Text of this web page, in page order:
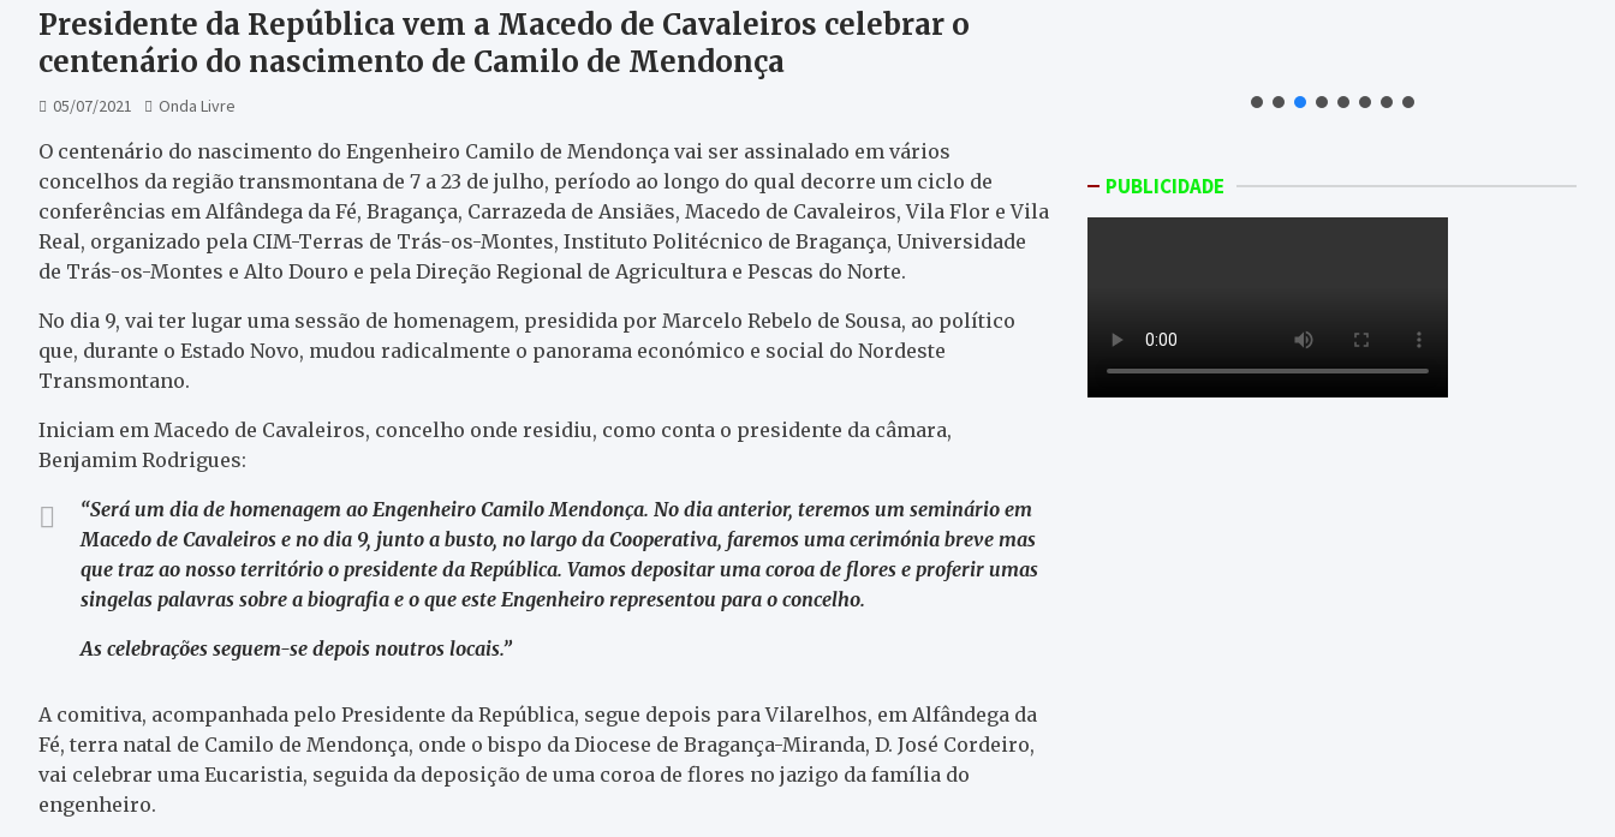
Presidente da República vem a Macedo de Cavaleiros celebrar o
centenário do nascimento de Camilo de Mendonça
05/07/2021 Onda Livre
O centenário do nascimento do Engenheiro Camilo de Mendonça vai ser assinalado em vários
concelhos da região transmontana de 7 a 23 de julho, período ao longo do qual decorre um ciclo de
conferências em Alfândega da Fé, Bragança, Carrazeda de Ansiães, Macedo de Cavaleiros, Vila Flor e Vila
Real, organizado pela CIM-Terras de Trás-os-Montes, Instituto Politécnico de Bragança, Universidade
de Trás-os-Montes e Alto Douro e pela Direção Regional de Agricultura e Pescas do Norte.
No dia 9, vai ter lugar uma sessão de homenagem, presidida por Marcelo Rebelo de Sousa, ao político
que, durante o Estado Novo, mudou radicalmente o panorama económico e social do Nordeste
Transmontano.
Iniciam em Macedo de Cavaleiros, concelho onde residiu, como conta o presidente da câmara,
Benjamim Rodrigues:
“Será um dia de homenagem ao Engenheiro Camilo Mendonça. No dia anterior, teremos um seminário em
Macedo de Cavaleiros e no dia 9, junto a busto, no largo da Cooperativa, faremos uma cerimónia breve mas
que traz ao nosso território o presidente da República. Vamos depositar uma coroa de flores e proferir umas
singelas palavras sobre a biografia e o que este Engenheiro representou para o concelho.
As celebrações seguem-se depois noutros locais.”
A comitiva, acompanhada pelo Presidente da República, segue depois para Vilarelhos, em Alfândega da
Fé, terra natal de Camilo de Mendonça, onde o bispo da Diocese de Bragança-Miranda, D. José Cordeiro,
vai celebrar uma Eucaristia, seguida da deposição de uma coroa de flores no jazigo da família do
engenheiro.
PUBLICIDADE